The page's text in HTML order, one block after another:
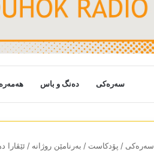
سەرەکی دەنگ و باس
سەرەکی / پۆدکاست / بەرنامێن روژانە / ئێڤارا